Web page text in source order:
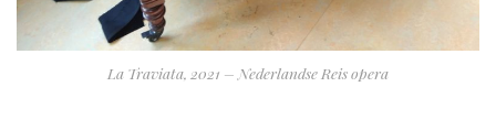
La Traviata, 2021 – Nederlandse Reis opera